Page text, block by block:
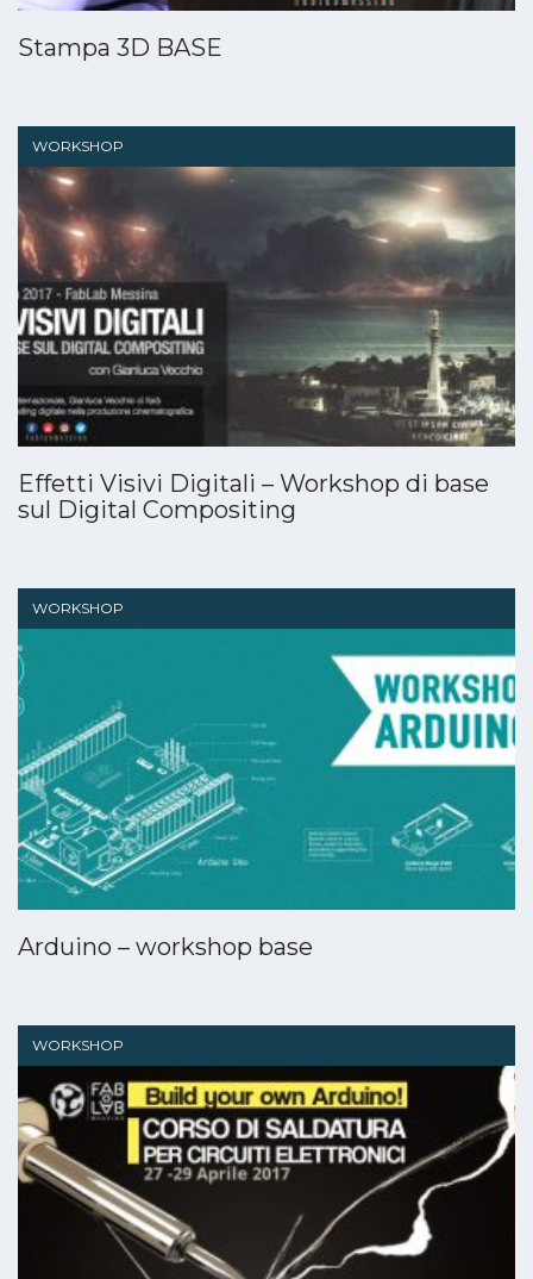
Stampa 3D BASE
WORKSHOP
Effetti Visivi Digitali – Workshop di base
sul Digital Compositing
WORKSHOP
Arduino – workshop base
WORKSHOP